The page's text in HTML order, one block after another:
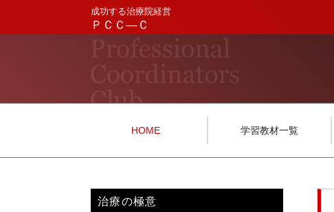
成功する治療院経営
ＰＣＣ―Ｃ
HOME 学習教材一覧
治療の極意